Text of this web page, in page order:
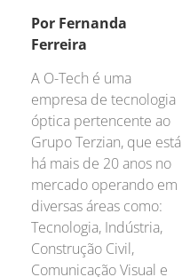
Por Fernanda
Ferreira
A O-Tech é uma
empresa de tecnologia
óptica pertencente ao
Grupo Terzian, que está
há mais de 20 anos no
mercado operando em
diversas áreas como:
Tecnologia, Indústria,
Construção Civil,
Comunicação Visual e